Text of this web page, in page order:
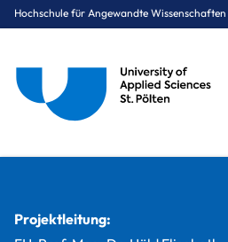
Hochschule für Angewandte Wissenschaften
Projektleitung: